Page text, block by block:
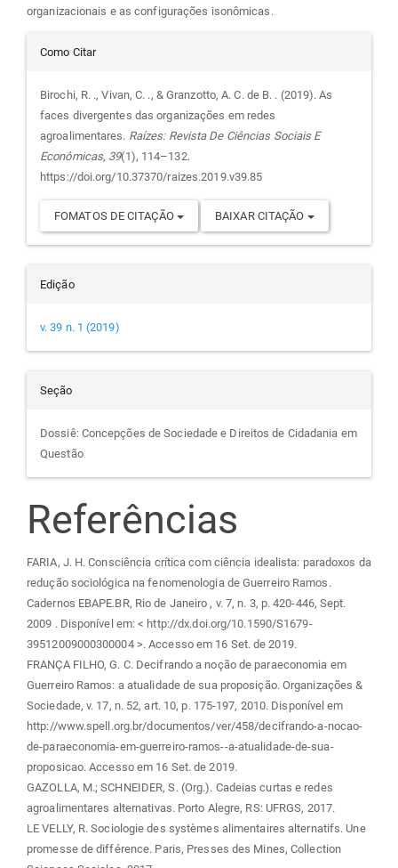
organizacionais e as configurações isonômicas.
Detalhes
do
artigo
Como Citar
Birochi, R. ., Vivan, C. ., & Granzotto, A. C. de B. . (2019). As
faces divergentes das organizações em redes
agroalimentares. Raízes: Revista De Ciências Sociais E
Econômicas, 39(1), 114–132.
https://doi.org/10.37370/raizes.2019.v39.85
FOMATOS DE CITAÇÃO BAIXAR CITAÇÃO
Edição
v. 39 n. 1 (2019)
Seção
Dossiê: Concepções de Sociedade e Direitos de Cidadania em
Questão
Referências
FARIA, J. H. Consciência crítica com ciência idealista: paradoxos da
redução sociológica na fenomenologia de Guerreiro Ramos.
Cadernos EBAPE.BR, Rio de Janeiro , v. 7, n. 3, p. 420-446, Sept.
2009 . Disponível em: < http://dx.doi.org/10.1590/S1679-
39512009000300004 >. Accesso em 16 Set. de 2019.
FRANÇA FILHO, G. C. Decifrando a noção de paraeconomia em
Guerreiro Ramos: a atualidade de sua proposição. Organizações &
Sociedade, v. 17, n. 52, art. 10, p. 175-197, 2010. Disponível em
http://www.spell.org.br/documentos/ver/458/decifrando-a-nocao-
de-paraeconomia-em-guerreiro-ramos--a-atualidade-de-sua-
proposicao. Accesso em 16 Set. de 2019.
GAZOLLA, M.; SCHNEIDER, S. (Org.). Cadeias curtas e redes
agroalimentares alternativas. Porto Alegre, RS: UFRGS, 2017.
LE VELLY, R. Sociologie des systèmes alimentaires alternatifs. Une
promesse de différence. Paris, Presses des Mines, Collection